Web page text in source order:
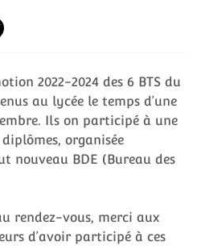
2022-2024 des 6 BTS du
au lycée le temps d’une
Ils on participé à une
organisée
nouveau BDE (Bureau des
rendez-vous, merci aux
d’avoir participé à ces